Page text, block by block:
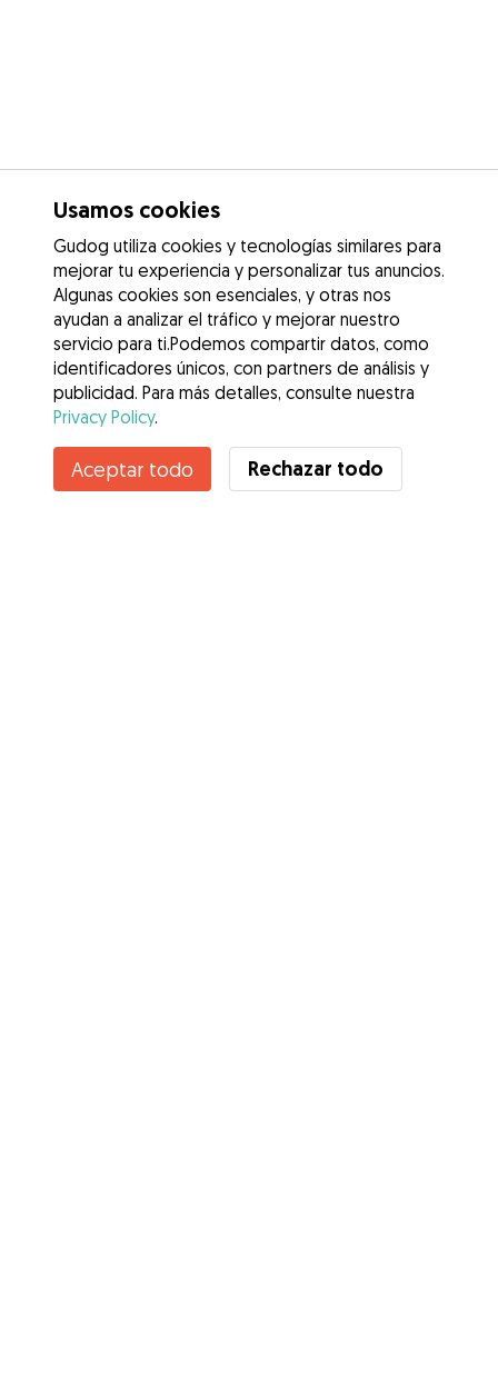
Contacta con MARIA DEL CARMEN
¿Conoces los Beneficios de Gudog? Ver más
Usamos cookies
Gudog utiliza cookies y tecnologías similares para
mejorar tu experiencia y personalizar tus anuncios.
Algunas cookies son esenciales, y otras nos
ayudan a analizar el tráfico y mejorar nuestro
servicio para ti.Podemos compartir datos, como
identificadores únicos, con partners de análisis y
publicidad. Para más detalles, consulte nuestra
Privacy Policy.
Aceptar todo Rechazar todo